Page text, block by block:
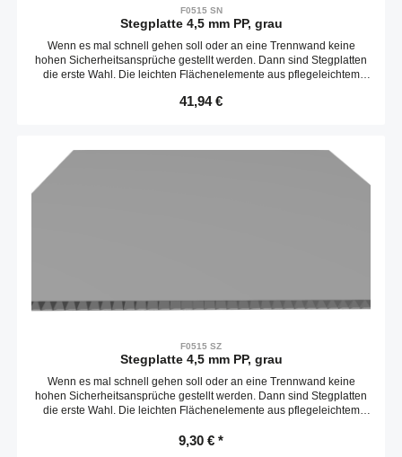
F0515 SN
Stegplatte 4,5 mm PP, grau
Wenn es mal schnell gehen soll oder an eine Trennwand keine
hohen Sicherheitsansprüche gestellt werden. Dann sind Stegplatten
die erste Wahl. Die leichten Flächenelemente aus pflegeleichtem
schnell befestigt werden. Die Platten sind entlang der Stege leicht
Regulärer Preis:
41,94 €
F0515 SZ
Stegplatte 4,5 mm PP, grau
Wenn es mal schnell gehen soll oder an eine Trennwand keine
hohen Sicherheitsansprüche gestellt werden. Dann sind Stegplatten
die erste Wahl. Die leichten Flächenelemente aus pflegeleichtem
schnell befestigt werden. Die Platten sind entlang der Stege leicht
9,30 € *